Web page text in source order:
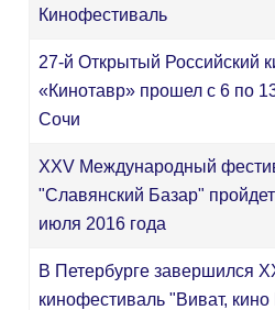
Кинофестиваль
27-й Открытый Российский
«Кинотавр» прошел с 6 по
Сочи
XXV Международный
"Славянский Базар"
июля 2016 года
В Петербурге завершился
кинофестиваль "Виват, кино